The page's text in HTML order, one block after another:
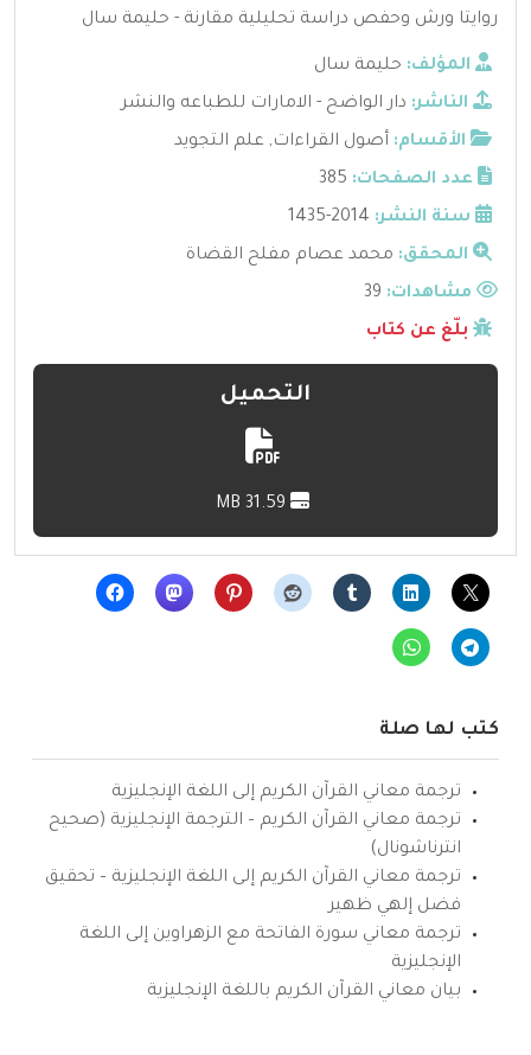
روايتا ورش وحفص دراسة تحليلية مقارنة - حليمة سال
المؤلف: حليمة سال
الناشر: دار الواضح - الامارات للطباعه والنشر
الأقسام: أصول القراءات, علم التجويد
عدد الصفحات: 385
سنة النشر: 2014-1435
المحقق: محمد عصام مفلح القضاة
مشاهدات:
بلّغ عن كتاب
التحميل
كتب لها صلة
ترجمة معاني القرآن الكريم إلى اللغة الإنجليزية
ترجمة معاني القرآن الكريم – الترجمة الإنجليزية (صحيح
انترناشونال)
ترجمة معاني القرآن الكريم إلى اللغة الإنجليزية – تحقيق
فضل إلهي ظهير
ترجمة معاني سورة الفاتحة مع الزهراوين إلى اللغة
الإنجليزية
بيان معاني القرآن الكريم باللغة الإنجليزية